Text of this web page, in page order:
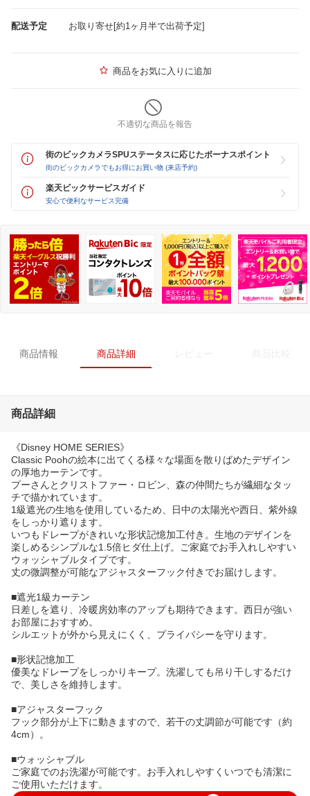
配送予定 お取り寄せ[約1ヶ月半で出荷予定]
商品をお気に入りに追加
不適切な商品を報告
街のビックカメラSPUステータスに応じたボーナスポイント
街のビックカメラでもお得にお買い物 (来店予約)
楽天ビックサービスガイド
安心で便利なサービス完備
商品情報 商品詳細
商品詳細
《Disney HOME SERIES》
Classic Poohの絵本に出てくる様々な場面を散りばめたデザイン
の厚地カーテンです。
プーさんとクリストファー・ロビン、森の仲間たちが繊細なタッ
チで描かれています。
1級遮光の生地を使用しているため、日中の太陽光や西日、紫外線
をしっかり遮ります。
いつもドレープがきれいな形状記憶加工付き。生地のデザインを
楽しめるシンプルな1.5倍ヒダ仕上げ。ご家庭でお手入れしやすい
ウォッシャブルタイプです。
丈の微調整が可能なアジャスターフック付きでお届けします。
■遮光1級カーテン
日差しを遮り、冷暖房効率のアップも期待できます。西日が強い
お部屋におすすめ。
シルエットが外から見えにくく、プライバシーを守ります。
■形状記憶加工
優美なドレープをしっかりキープ。洗濯しても吊り干しするだけ
で、美しさを維持します。
■アジャスターフック
フック部分が上下に動きますので、若干の丈調節が可能です（約
4cm）。
■ウォッシャブル
ご家庭でのお洗濯が可能です。お手入れしやすくいつでも清潔に
ご使用いただけます。